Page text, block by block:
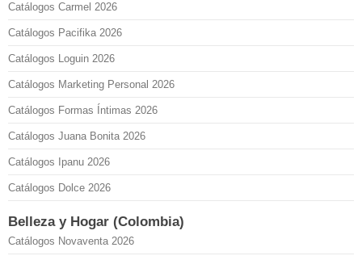
Catálogos Carmel 2026
Catálogos Pacifika 2026
Catálogos Loguin 2026
Catálogos Marketing Personal 2026
Catálogos Formas Íntimas 2026
Catálogos Juana Bonita 2026
Catálogos Ipanu 2026
Catálogos Dolce 2026
Belleza y Hogar (Colombia)
Catálogos Novaventa 2026